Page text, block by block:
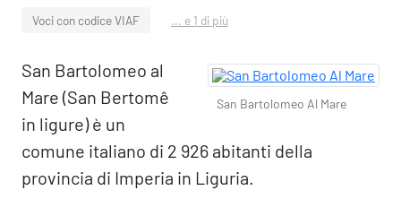
Voci con codice VIAF ... e 1 di più
San Bartolomeo Al Mare
San Bartolomeo al
Mare (San Bertomê
in ligure) è un
comune italiano di 2 926 abitanti della
provincia di Imperia in Liguria.